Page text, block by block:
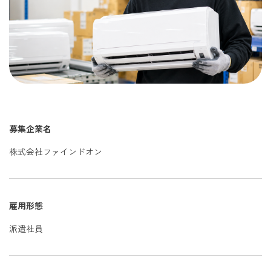
募集企業名
株式会社ファインドオン
雇用形態
派遣社員